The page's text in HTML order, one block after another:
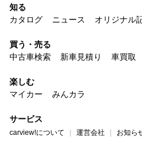
知る
カタログ
ニュース オリジナル
買う・売る
中古車検索
新車見積り 車買取
楽しむ
マイカー
みんカラ
サービス
carview!について 運営会社 お知ら